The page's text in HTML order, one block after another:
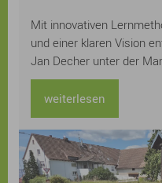
Mit innovativen
und einer klaren Vision
Jan Decher unter der
Prüfungsvorbereitungen
Klimahandwerk. Bereits
ganz Deutschland
unterstützt.
weiterlesen